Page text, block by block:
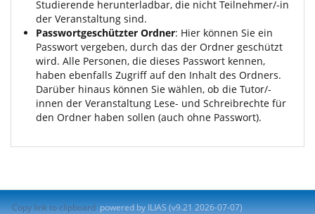
Studierende herunterladbar, die nicht Teilnehmer/-in
der Veranstaltung sind.
Passwortgeschützter Ordner: Hier können Sie ein
Passwort vergeben, durch das der Ordner geschützt
wird. Alle Personen, die dieses Passwort kennen,
haben ebenfalls Zugriff auf den Inhalt des Ordners.
Darüber hinaus können Sie wählen, ob die Tutor/-
innen der Veranstaltung Lese- und Schreibrechte für
den Ordner haben sollen (auch ohne Passwort).
Copy link to clipboard powered by ILIAS (v9.21 2026-07-07)